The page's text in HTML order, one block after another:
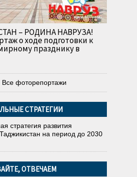
– РОДИНА НАВРУЗА!
о ходе подготовки к
празднику в
Все фоторепортажи
СТРАТЕГИИ
стратегия развития
на период до 2030
ОТВЕЧАЕМ